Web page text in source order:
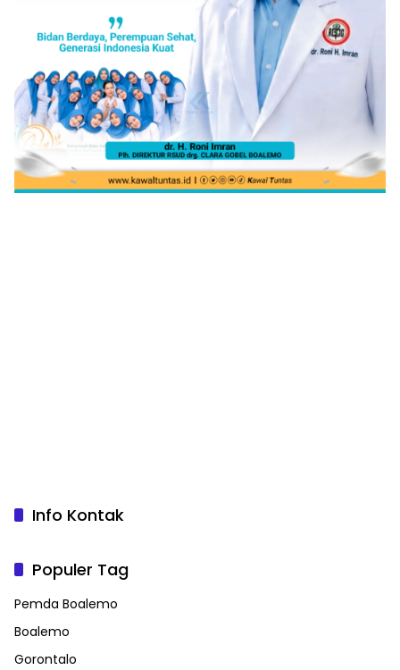
Info Kontak
Populer Tag
Pemda Boalemo
Boalemo
Gorontalo